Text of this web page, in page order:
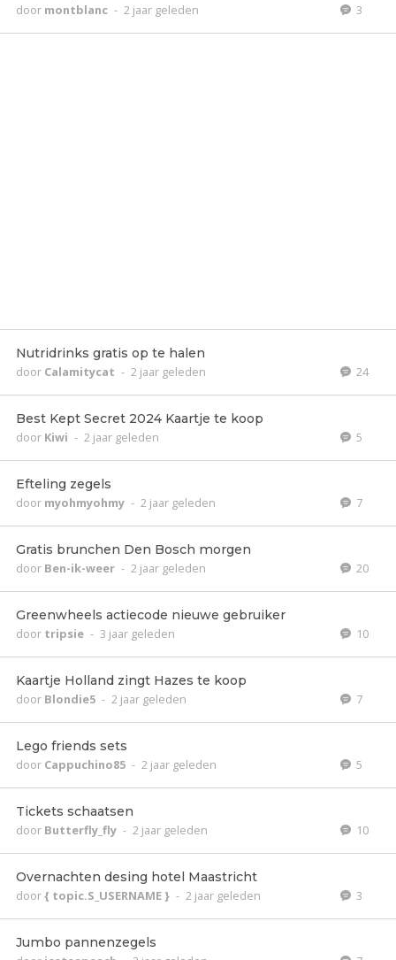
door montblanc - 2 jaar geleden 3
Nutridrinks gratis op te halen
door Calamitycat - 2 jaar geleden 24
Best Kept Secret 2024 Kaartje te koop
door Kiwi - 2 jaar geleden 5
Efteling zegels
door myohmyohmy - 2 jaar geleden 7
Gratis brunchen Den Bosch morgen
door Ben-ik-weer - 2 jaar geleden 20
Greenwheels actiecode nieuwe gebruiker
door tripsie - 3 jaar geleden 10
Kaartje Holland zingt Hazes te koop
door Blondie5 - 2 jaar geleden 7
Lego friends sets
door Cappuchino85 - 2 jaar geleden 5
Tickets schaatsen
door Butterfly_fly - 2 jaar geleden 10
Overnachten desing hotel Maastricht
door{ topic.S_USERNAME } - 2 jaar geleden 3
Jumbo pannenzegels